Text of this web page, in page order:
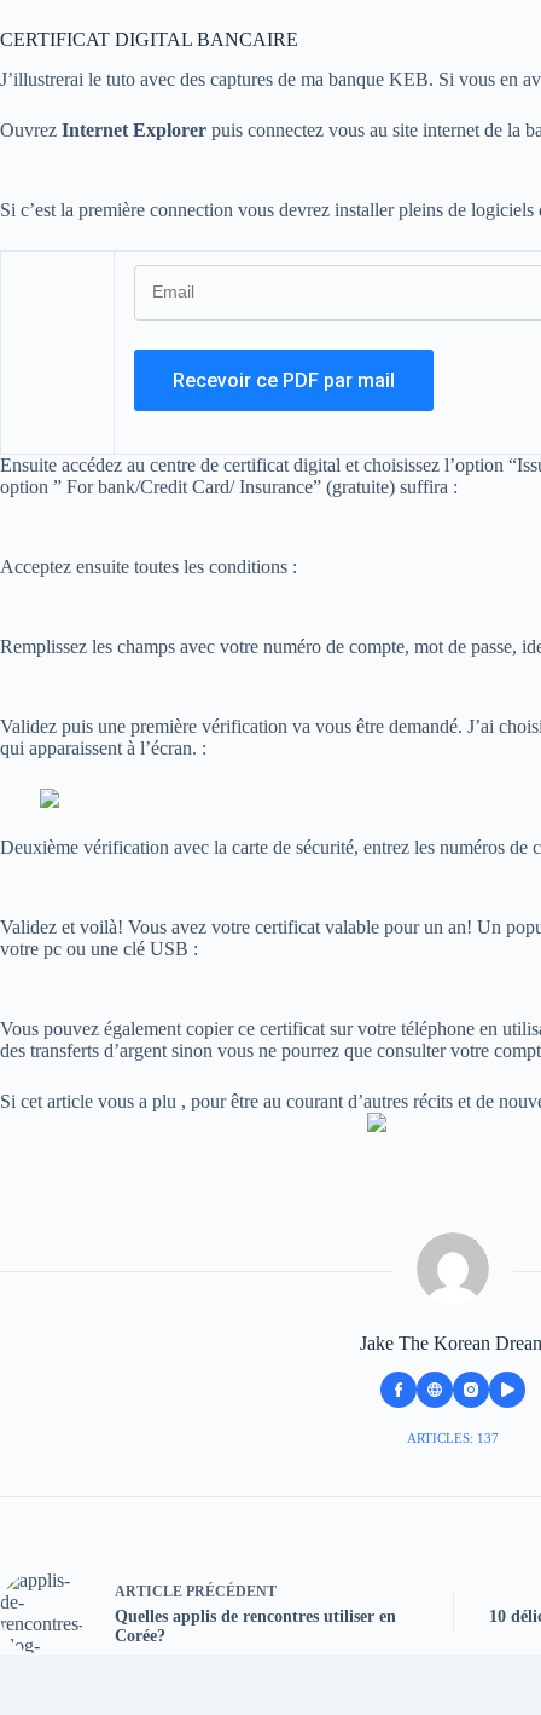
CERTIFICAT DIGITAL BANCAIRE
J’illustrerai le tuto avec des captures de ma banque KEB. Si vous en
Ouvrez Internet Explorer puis connectez vous au site internet de la
Si c’est la première connection vous devrez installer pleins de
Ensuite accédez au centre de certificat digital et choisissez l’option
option ” For bank/Credit Card/ Insurance” (gratuite) suffira :
Acceptez ensuite toutes les conditions :
Remplissez les champs avec votre numéro de compte, mot de passe,
Validez puis une première vérification va vous être demandé. J’ai
qui apparaissent à l’écran. :
Deuxième vérification avec la carte de sécurité, entrez les numéros de
Validez et voilà! Vous avez votre certificat valable pour un an! Un
votre pc ou une clé USB :
Vous pouvez également copier ce certificat sur votre téléphone en
des transferts d’argent sinon vous ne pourrez que consulter votre
Si cet article vous a plu , pour être au courant d’autres récits et de
Jake The Korean
ARTICLES: 137
ARTICLE PRÉCÉDENT
Quelles applis de rencontres utiliser en
Corée?
10